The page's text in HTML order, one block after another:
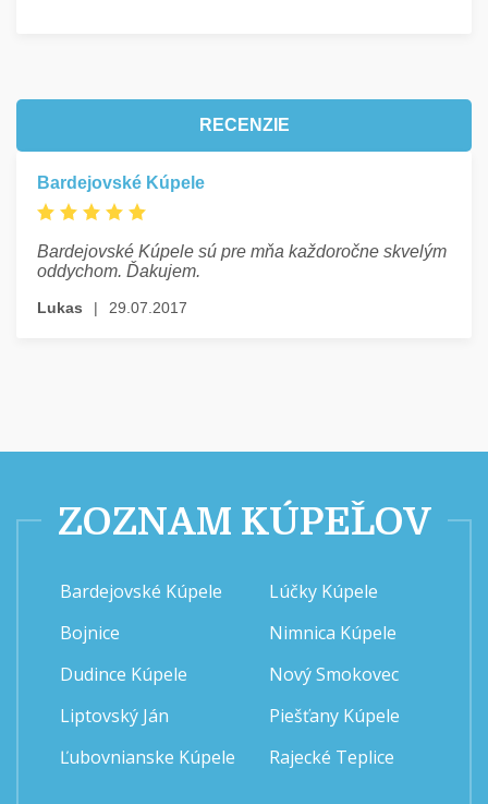
RECENZIE
Bardejovské Kúpele
Bardejovské Kúpele sú pre mňa každoročne skvelým
oddychom. Ďakujem.
Lukas | 29.07.2017
ZOZNAM KÚPEĽOV
Bardejovské Kúpele
Bojnice
Dudince Kúpele
Liptovský Ján
Ľubovnianske Kúpele
Lúčky Kúpele
Nimnica Kúpele
Nový Smokovec
Piešťany Kúpele
Rajecké Teplice